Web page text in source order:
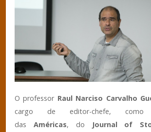
O professor Raul Narciso Carvalho
cargo de editor-chefe, como
das Américas, do
Journal of